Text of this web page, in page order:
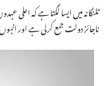
تلنگانہ میں ایسا لگتا ہے کہ اعلی
ناجائز دولت جمع کرلی ہے اور